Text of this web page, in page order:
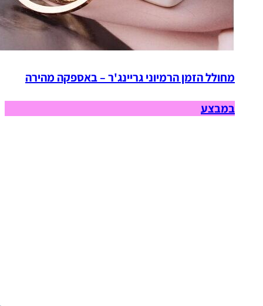
מחולל הזמן הרמיוני גריינג'ר – באספקה מהירה
במבצע